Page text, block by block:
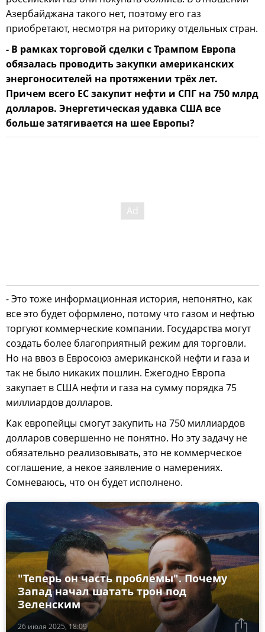
Азербайджана такого нет, поэтому его газ
приобретают, несмотря на риторику отдельных стран.
- В рамках торговой сделки с Трампом Европа
обязалась проводить закупки американских
энергоносителей на протяжении трёх лет.
Причем всего ЕС закупит нефти и СПГ на 750 млрд
долларов. Энергетическая удавка США все
больше затягивается на шее Европы?
- Это тоже информационная история, непонятно, как
все это будет оформлено, потому что газом и нефтью
торгуют коммерческие компании. Государства могут
создать более благоприятный режим для торговли.
Но на ввоз в Евросоюз американской нефти и газа и
так не было никаких пошлин. Ежегодно Европа
закупает в США нефти и газа на сумму порядка 75
миллиардов долларов.
Как европейцы смогут закупить на 750 миллиардов
долларов совершенно не понятно. Но эту задачу не
обязательно реализовывать, это не коммерческое
соглашение, а некое заявление о намерениях.
Сомневаюсь, что он будет исполнено.
26 июля 2025, 18:09
"Теперь он часть проблемы". Почему
Запад начал шатать трон под
Зеленским